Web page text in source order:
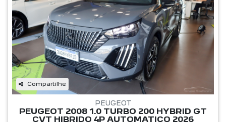
Compartilhe
PEUGEOT
PEUGEOT 2008 1.0 TURBO 200 HYBRID GT
CVT HIBRIDO 4P AUTOMATICO 2026